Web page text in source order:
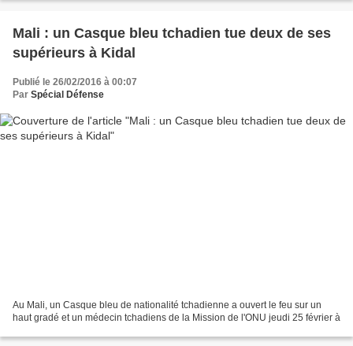
Mali : un Casque bleu tchadien tue deux de ses
supérieurs à Kidal
Publié le 26/02/2016 à 00:07
Par Spécial Défense
Au Mali, un Casque bleu de nationalité tchadienne a ouvert le feu sur un
haut gradé et un médecin tchadiens de la Mission de l'ONU jeudi 25 février à